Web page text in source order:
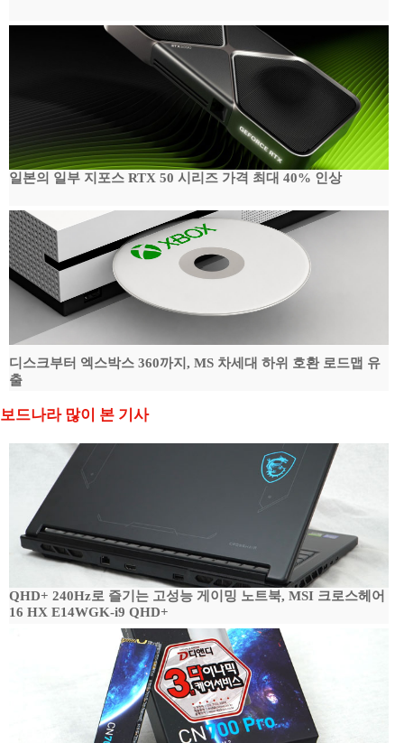
일본의 일부 지포스 RTX 50 시리즈 가격 최대 40% 인상
디스크부터 엑스박스 360까지, MS 차세대 하위 호환 로드맵 유
출
보드나라 많이 본 기사
QHD+ 240Hz로 즐기는 고성능 게이밍 노트북, MSI 크로스헤어
16 HX E14WGK-i9 QHD+